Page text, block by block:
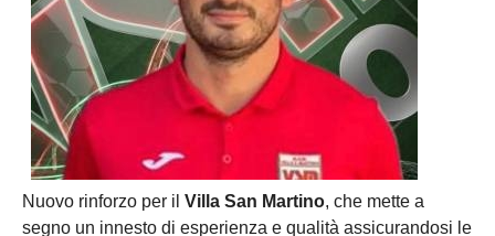
Nuovo rinforzo per il Villa San Martino, che mette a
segno un innesto di esperienza e qualità assicurandosi le